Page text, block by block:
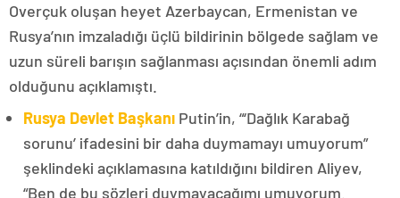
Overçuk oluşan heyet Azerbaycan, Ermenistan ve
Rusya’nın imzaladığı üçlü bildirinin bölgede sağlam ve
uzun süreli barışın sağlanması açısından önemli adım
olduğunu açıklamıştı.
Rusya Devlet Başkanı Putin’in, “‘Dağlık Karabağ
sorunu’ ifadesini bir daha duymamayı umuyorum”
şeklindeki açıklamasına katıldığını bildiren Aliyev,
“Ben de bu sözleri duymayacağımı umuyorum.